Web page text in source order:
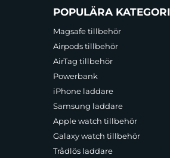
POPULÄRA
Magsafe tillbehör
Airpods tillbehör
AirTag tillbehör
Powerbank
iPhone laddare
Samsung laddare
Apple watch tillbehör
Galaxy watch tillbehör
Trådlös laddare